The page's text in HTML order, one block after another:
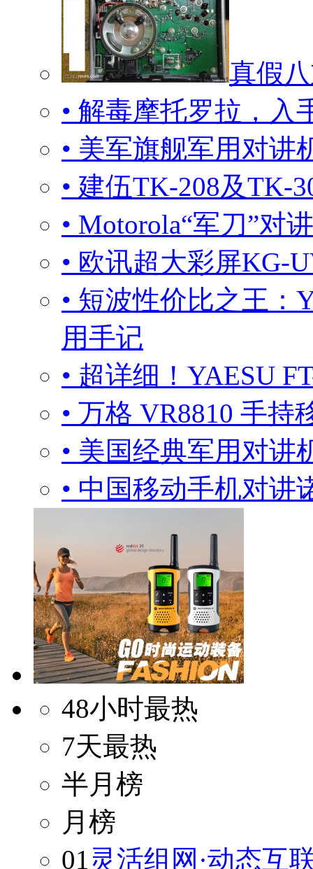
真假
• 解毒摩托罗拉，入
• 美军旗舰军用对讲
• 建伍TK-208及TK-
• Motorola“军刀”对
• 欧讯超大彩屏KG-
• 短波性价比之王：
用手记
• 超详细！YAESU
• 万格 VR8810 手持
• 美国经典军用对讲
• 中国移动手机对讲
48小时最热
7天最热
半月榜
月榜
01 灵活组网·动态互